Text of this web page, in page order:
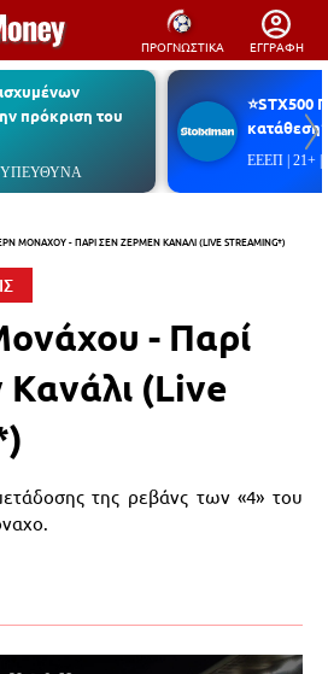
ΠΡΟΓΝΩΣΤΙΚΑ ΕΓΓΡΑΦΗ
πρόκριση του
ΥΠΕΥΘΥΝΑ
⭐STX500
ΕΕΕΠ | 21+
ΜΟΝΑΧΟΥ - ΠΑΡΙ ΣΕΝ ΖΕΡΜΕΝ ΚΑΝΑΛΙ (LIVE STREAMING*)
- Παρί
Κανάλι (Live
της ρεβάνς των «4» του